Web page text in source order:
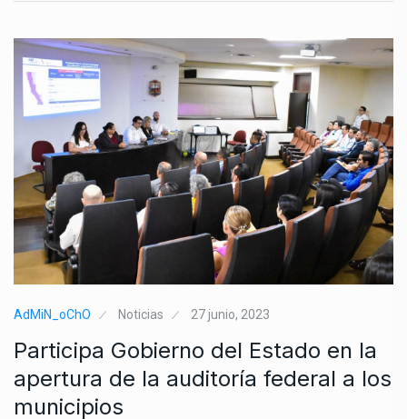
AdMiN_oChO Noticias 27 junio, 2023
Participa Gobierno del Estado en la
apertura de la auditoría federal a los
municipios